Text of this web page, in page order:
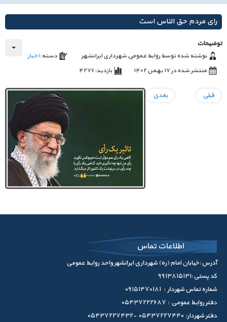
رای مردم حق الناس است
توضیحات
نوشته شده توسط روابط عمومی شهرداری ایرانشهر دسته: اخبار
منتشر شده در 17 بهمن 1402
بازدید: 4276
قبلی بعدی
اطلاعات تماس
آدرس :خیابان امام (ره) شهرداری ایرانشهر واحد روابط عمومی
کد پستی :9913815131
شماره تماس شهردار : 09151470181
دفتر روابط عمومی : 05437222687
دفتر شهردار: 05437227440 -05437227432